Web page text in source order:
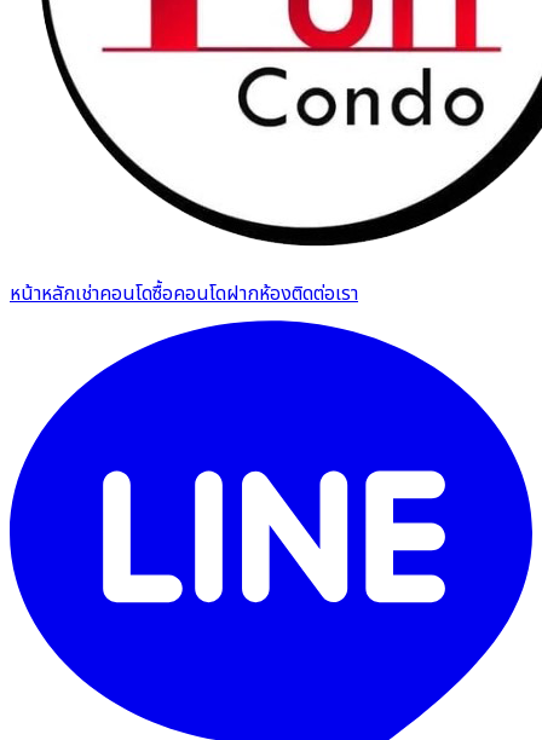
หน้าหลักเช่าคอนโดซื้อคอนโดฝากห้องติดต่อเรา